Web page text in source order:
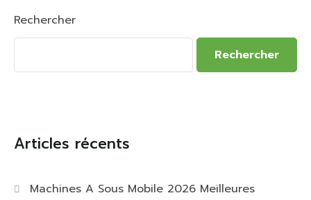
Rechercher
Rechercher
Articles récents
Machines A Sous Mobile 2026 Meilleures